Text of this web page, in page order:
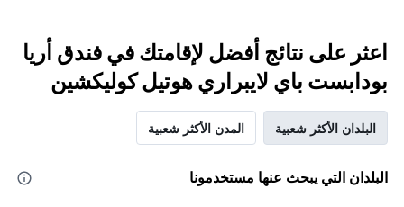
اعثر على نتائج أفضل لإقامتك في فندق أريا
بودابست باي لايبراري هوتيل كوليكشين
البلدان الأكثر شعبية المدن الأكثر شعبية
البلدان التي يبحث عنها مستخدمونا